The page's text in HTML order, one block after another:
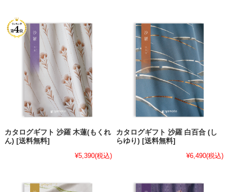
カタログギフト 沙羅 木蓮(もくれ
ん) [送料無料]
¥5,390(税込)
カタログギフト 沙羅 白百合 (し
らゆり) [送料無料]
¥6,490(税込)